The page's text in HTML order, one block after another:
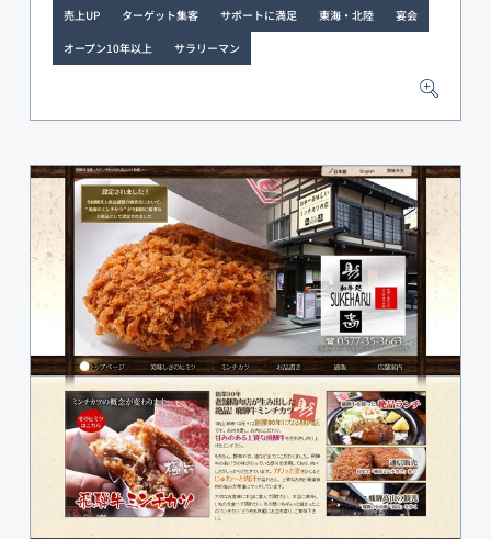
売上UP ターゲット集客 サポートに満足 東海・北陸
宴会
オープン10年以上
サラリーマン